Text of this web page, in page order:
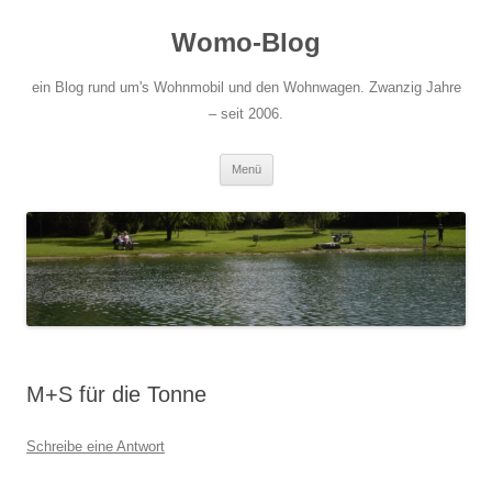
Womo-Blog
ein Blog rund um's Wohnmobil und den Wohnwagen. Zwanzig Jahre
– seit 2006.
Menü
M+S für die Tonne
Schreibe eine Antwort